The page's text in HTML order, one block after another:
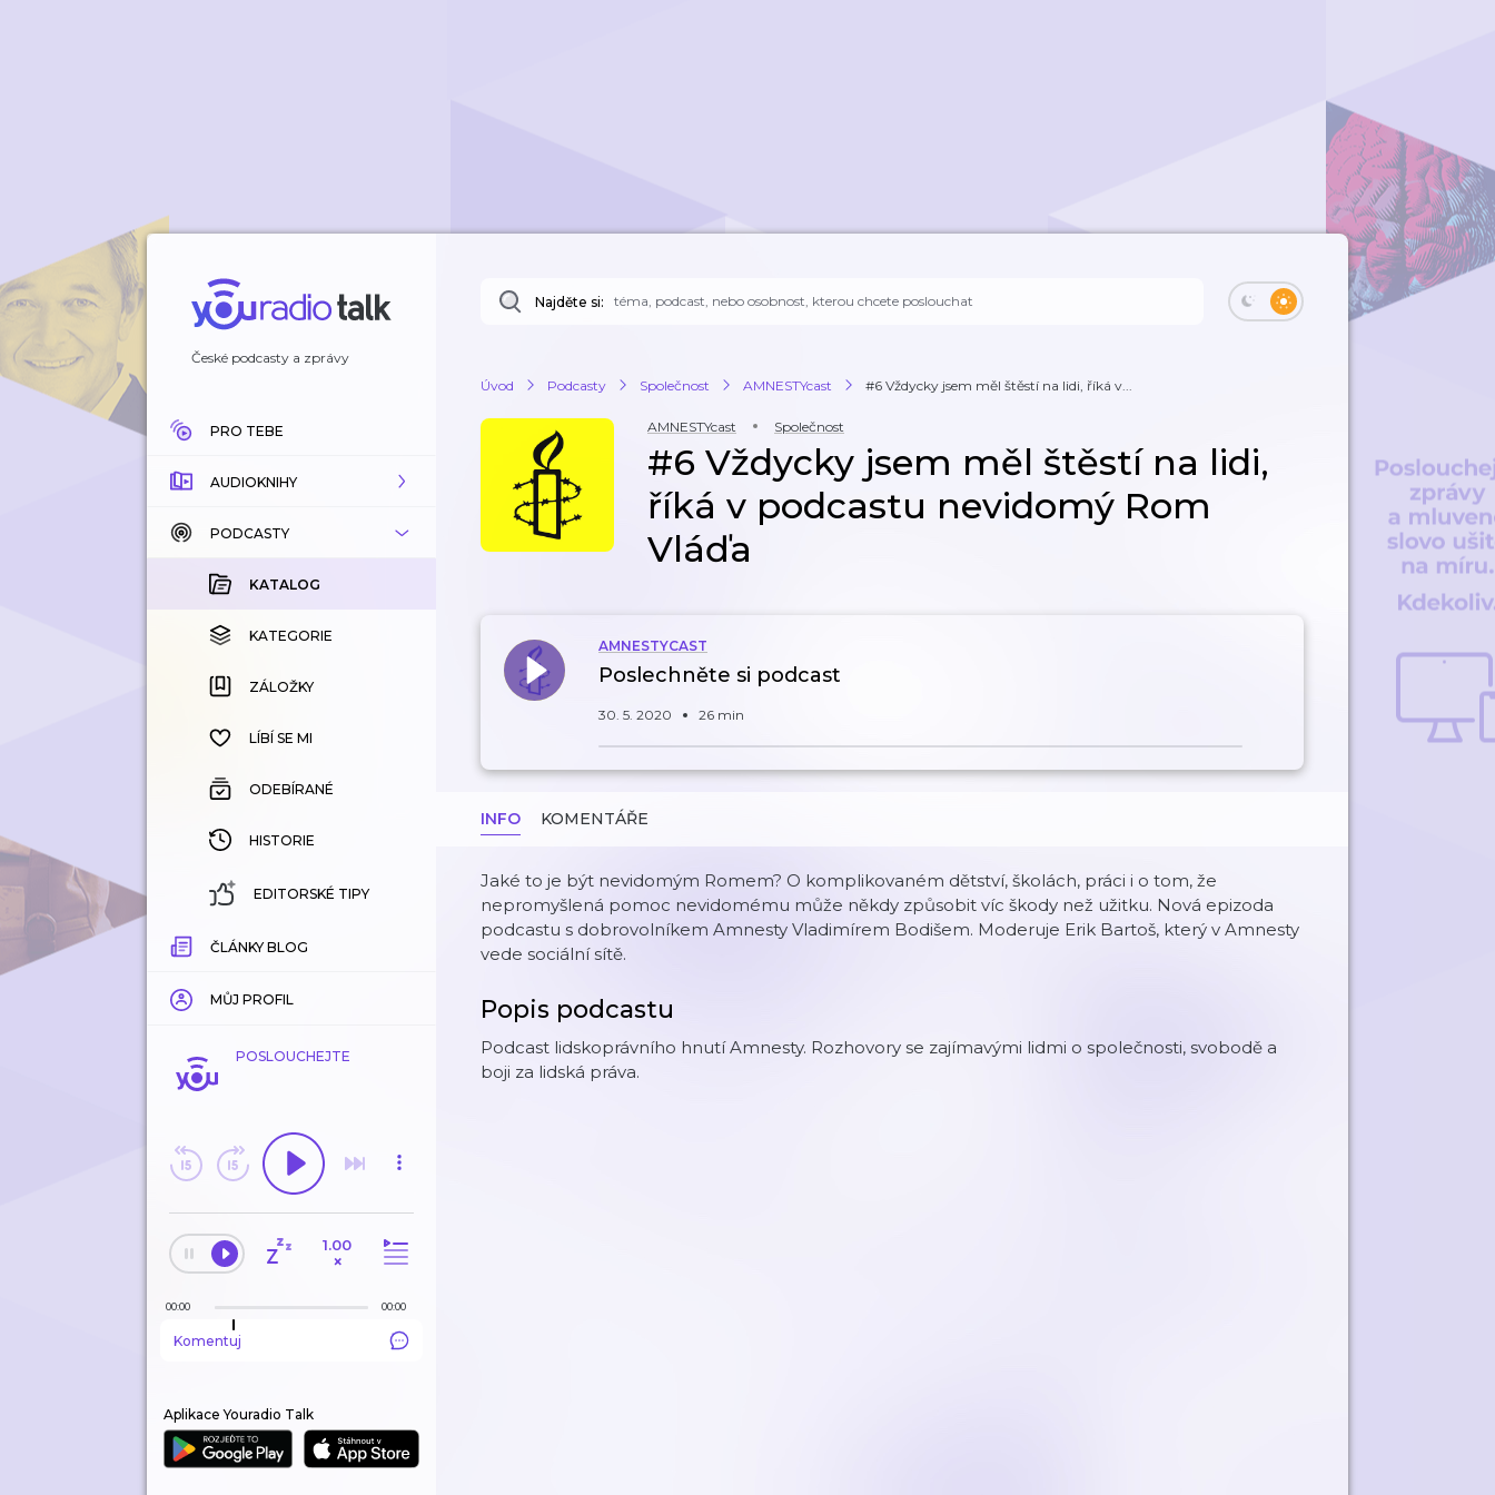
České podcasty a zprávy
PRO TEBE
AUDIOKNIHY
KATALOG
KOUPENÉ
KATEGORIE
ZÁLOŽKY
HISTORIE
PODCASTY
KATALOG
KATEGORIE
ZÁLOŽKY
LÍBÍ SE MI
ODEBÍRANÉ
HISTORIE
EDITORSKÉ TIPY
ČLÁNKY BLOG
MŮJ PROFIL
POSLOUCHEJTE
1.00
×
00:00 00:00
Komentuj
Aplikace Youradio Talk
Najděte si:
Úvod Podcasty Společnost AMNESTYcast #6 Vždycky jsem měl štěstí na lidi, říká v...
AMNESTYcast Společnost
#6 Vždycky jsem měl štěstí na lidi,
říká v podcastu nevidomý Rom
Vláďa
AMNESTYCAST
Poslechněte si podcast
30. 5. 2020 26 min
INFO KOMENTÁŘE
Jaké to je být nevidomým Romem? O komplikovaném dětství, školách, práci i o tom, že
nepromyšlená pomoc nevidomému může někdy způsobit víc škody než užitku. Nová epizoda
podcastu s dobrovolníkem Amnesty Vladimírem Bodišem. Moderuje Erik Bartoš, který v Amnesty
vede sociální sítě.
Popis podcastu
Podcast lidskoprávního hnutí Amnesty. Rozhovory se zajímavými lidmi o společnosti, svobodě a
boji za lidská práva.